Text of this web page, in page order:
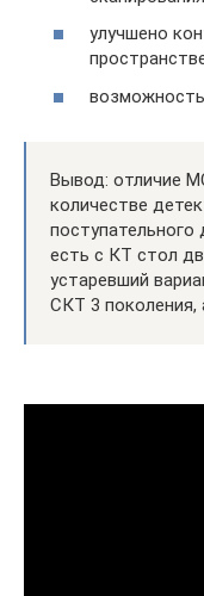
улучшено
Вывод: отличие
количестве
есть с КТ стол
устаревший
СКТ 3 поколения,